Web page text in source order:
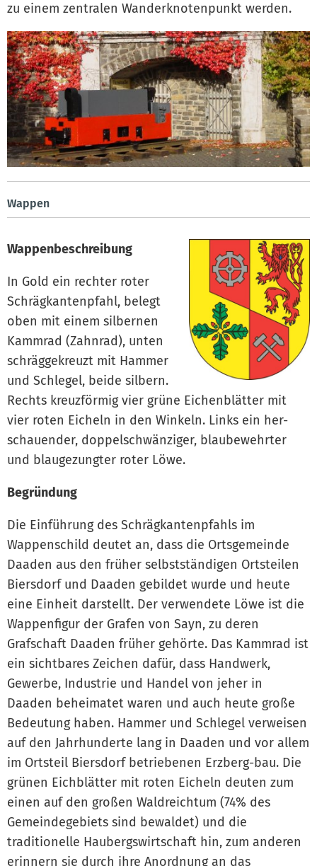
zu einem zentralen Wanderknotenpunkt werden.
Wappen
Wappenbeschreibung
In Gold ein rechter roter
Schrägkantenpfahl, belegt
oben mit einem silbernen
Kammrad (Zahnrad), unten
schräggekreuzt mit Hammer
und Schlegel, beide silbern.
Rechts kreuzförmig vier grüne Eichenblätter mit
vier roten Eicheln in den Winkeln. Links ein her-
schauender, doppelschwänziger, blaubewehrter
und blaugezungter roter Löwe.
Begründung
Die Einführung des Schrägkantenpfahls im
Wappenschild deutet an, dass die Ortsgemeinde
Daaden aus den früher selbstständigen Ortsteilen
Biersdorf und Daaden gebildet wurde und heute
eine Einheit darstellt. Der verwendete Löwe ist die
Wappenfigur der Grafen von Sayn, zu deren
Grafschaft Daaden früher gehörte. Das Kammrad ist
ein sichtbares Zeichen dafür, dass Handwerk,
Gewerbe, Industrie und Handel von jeher in
Daaden beheimatet waren und auch heute große
Bedeutung haben. Hammer und Schlegel verweisen
auf den Jahrhunderte lang in Daaden und vor allem
im Ortsteil Biersdorf betriebenen Erzberg-bau. Die
grünen Eichblätter mit roten Eicheln deuten zum
einen auf den großen Waldreichtum (74% des
Gemeindegebiets sind bewaldet) und die
traditionelle Haubergswirtschaft hin, zum anderen
erinnern sie durch ihre Anordnung an das